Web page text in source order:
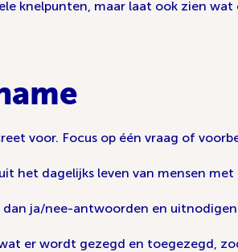
knelpunten, maar laat ook zien
voor. Focus op één vraag of
het dagelijks leven van mensen met
dan ja/nee-antwoorden en
er wordt gezegd en toegezegd,